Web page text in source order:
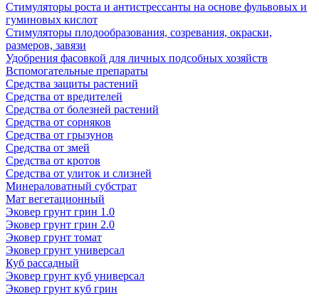
Стимуляторы роста и антистрессанты на основе фульвовых и
гуминовых кислот
Стимуляторы плодообразования, созревания, окраски,
размеров, завязи
Удобрения фасовкой для личных подсобных хозяйств
Вспомогательные препараты
Средства защиты растений
Средства от вредителей
Средства от болезней растений
Средства от сорняков
Средства от грызунов
Средства от змей
Средства от кротов
Средства от улиток и слизней
Минераловатный субстрат
Мат вегетационный
Эковер грунт грин 1.0
Эковер грунт грин 2.0
Эковер грунт томат
Эковер грунт универсал
Куб рассадный
Эковер грунт куб универсал
Эковер грунт куб грин